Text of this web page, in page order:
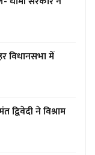
विधानसभा में
ने विश्राम